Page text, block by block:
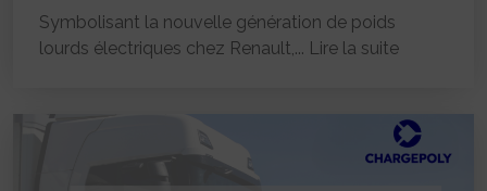
Symbolisant la nouvelle génération de poids
lourds électriques chez Renault,... Lire la suite